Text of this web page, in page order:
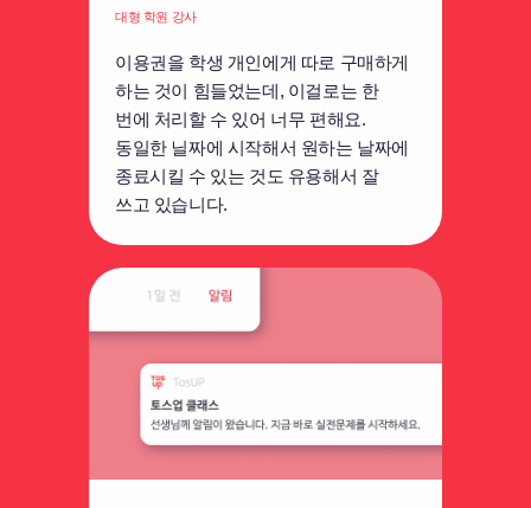
대형 학원 강사
이용권을 학생 개인에게 따로 구매하게
하는 것이 힘들었는데, 이걸로는 한
번에 처리할 수 있어 너무 편해요.
동일한 닐짜에 시작해서 원하는 날짜에
종료시킬 수 있는 것도 유용해서 잘
쓰고 있습니다.